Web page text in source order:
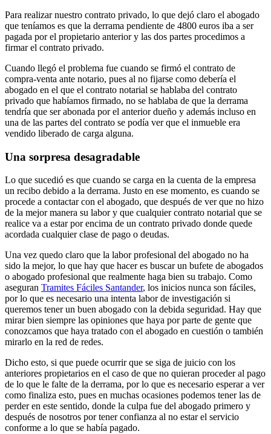
Para realizar nuestro contrato privado, lo que dejó claro el abogado
que teníamos es que la derrama pendiente de 4800 euros iba a ser
pagada por el propietario anterior y las dos partes procedimos a
firmar el contrato privado.
Cuando llegó el problema fue cuando se firmó el contrato de
compra-venta ante notario, pues al no fijarse como debería el
abogado en el que el contrato notarial se hablaba del contrato
privado que habíamos firmado, no se hablaba de que la derrama
tendría que ser abonada por el anterior dueño y además incluso en
una de las partes del contrato se podía ver que el inmueble era
vendido liberado de carga alguna.
Una sorpresa desagradable
Lo que sucedió es que cuando se carga en la cuenta de la empresa
un recibo debido a la derrama. Justo en ese momento, es cuando se
procede a contactar con el abogado, que después de ver que no hizo
de la mejor manera su labor y que cualquier contrato notarial que se
realice va a estar por encima de un contrato privado donde quede
acordada cualquier clase de pago o deudas.
Una vez quedo claro que la labor profesional del abogado no ha
sido la mejor, lo que hay que hacer es buscar un bufete de abogados
o abogado profesional que realmente haga bien su trabajo. Como
aseguran Tramites Fáciles Santander, los inicios nunca son fáciles,
por lo que es necesario una intenta labor de investigación si
queremos tener un buen abogado con la debida seguridad. Hay que
mirar bien siempre las opiniones que haya por parte de gente que
conozcamos que haya tratado con el abogado en cuestión o también
mirarlo en la red de redes.
Dicho esto, si que puede ocurrir que se siga de juicio con los
anteriores propietarios en el caso de que no quieran proceder al pago
de lo que le falte de la derrama, por lo que es necesario esperar a ver
como finaliza esto, pues en muchas ocasiones podemos tener las de
perder en este sentido, donde la culpa fue del abogado primero y
después de nosotros por tener confianza al no estar el servicio
conforme a lo que se había pagado.